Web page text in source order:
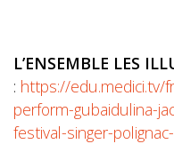
L’ENSEMBLE LES
: https://edu.medici.tv/
perform-gubaidulina-
festival-singer-